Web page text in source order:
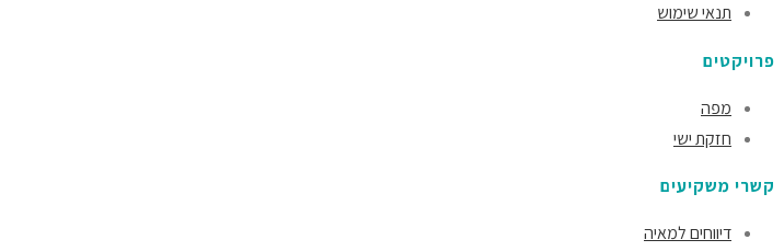
תנאי שימוש
פרויקטים
מפה
חזקת ישי
קשרי משקיעים
דיווחים למאיה